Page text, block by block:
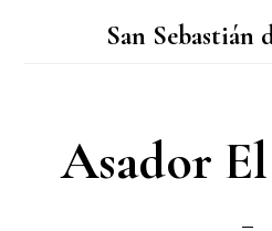
San Sebastián
Asador